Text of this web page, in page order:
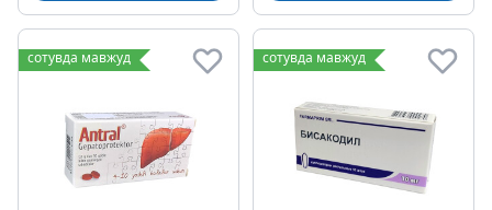
сотувда мавжуд сотувда мавжуд